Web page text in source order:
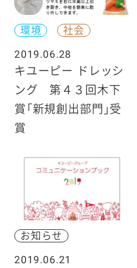
環境
社会
2019.06.28
キユーピー ドレッシ
ング 第４３回木下
賞「新規創出部門」受
賞
お知らせ
2019.06.21